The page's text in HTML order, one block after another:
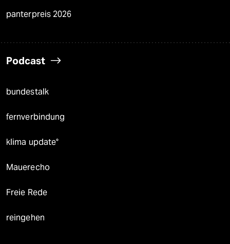
panterpreis 2026
Podcast
bundestalk
fernverbindung
klima update°
Mauerecho
Freie Rede
reingehen